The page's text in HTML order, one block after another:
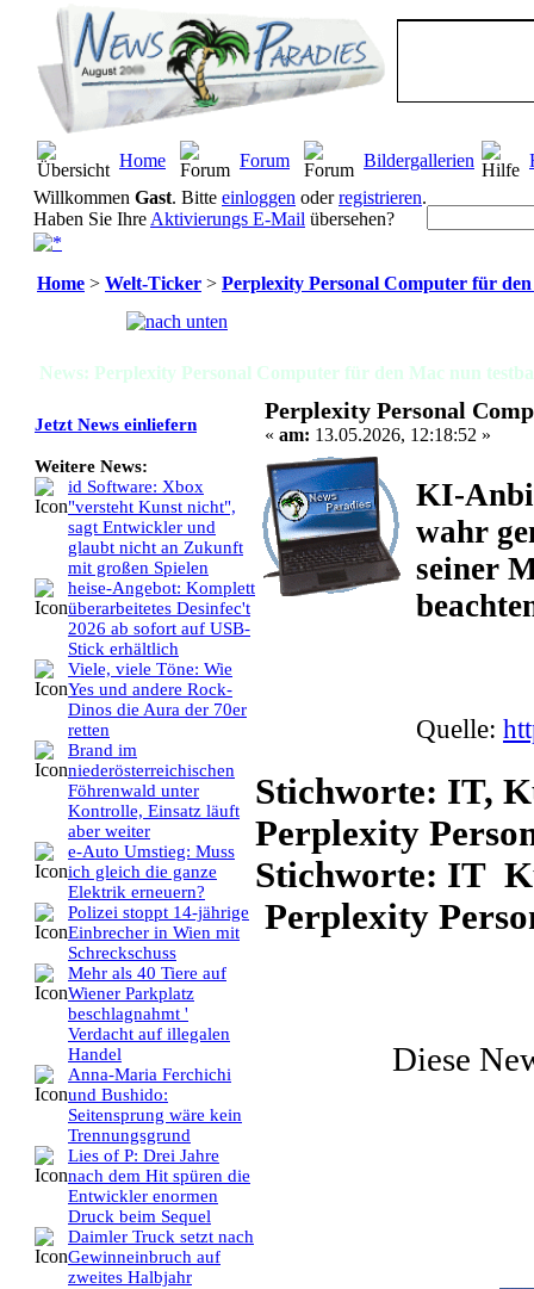
Home Forum Bildergallerien
Willkommen Gast. Bitte einloggen oderregistrieren.
Haben Sie Ihre Aktivierungs E-Mail übersehen?
Home > Welt-Ticker > Perplexity Personal Computer für
News: Perplexity Personal Computer für den Mac nun
Jetzt News einliefern
Weitere News:
id Software: Xbox
"versteht Kunst nicht",
sagt Entwickler und
glaubt nicht an Zukunft
mit großen Spielen
heise-Angebot: Komplett
überarbeitetes Desinfec't
2026 ab sofort auf USB-
Stick erhältlich
Viele, viele Töne: Wie
Yes und andere Rock-
Dinos die Aura der 70er
retten
Brand im
niederösterreichischen
Föhrenwald unter
Kontrolle, Einsatz läuft
aber weiter
e-Auto Umstieg: Muss
ich gleich die ganze
Elektrik erneuern?
Polizei stoppt 14-jährige
Einbrecher in Wien mit
Schreckschuss
Mehr als 40 Tiere auf
Wiener Parkplatz
beschlagnahmt '
Verdacht auf illegalen
Handel
Anna-Maria Ferchichi
und Bushido:
Seitensprung wäre kein
Trennungsgrund
Lies of P: Drei Jahre
nach dem Hit spüren die
Entwickler enormen
Druck beim Sequel
Daimler Truck setzt nach
Gewinneinbruch auf
zweites Halbjahr
Perplexity Personal
« am: 13.05.2026, 12:18:52 »
KI-
wahr
seiner
Quelle:
Stichworte: IT,
Perplexity
Stichworte: IT
Perplexity
Diese